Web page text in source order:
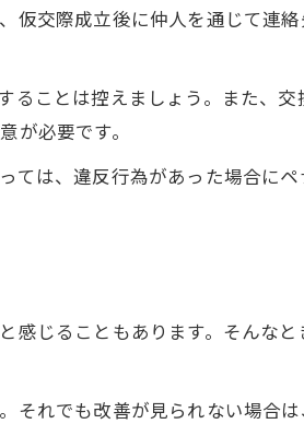
術
所テク
仮交際成立後に仲人を通じて連
ことは控えましょう。また、交
が必要です。
ては、違反行為があった場合にペ
感じることもあります。そんな
それでも改善が見られない場合